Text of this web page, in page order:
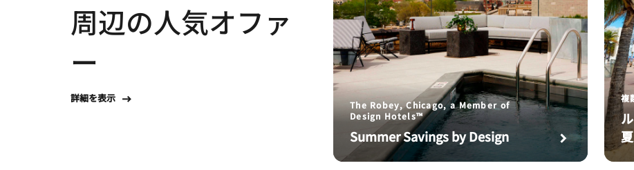
周辺の人気オファ
ー
詳細を表示
The Robey, Chicago, a Member of
Design Hotels™
Summer Savings by Design
複